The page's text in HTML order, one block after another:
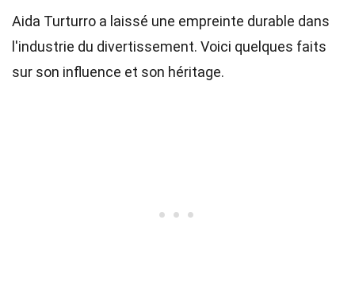
Aida Turturro a laissé une empreinte durable dans
l'industrie du divertissement. Voici quelques faits
sur son influence et son héritage.